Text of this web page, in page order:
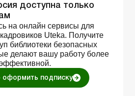
доступна только
на онлайн сервисы для
Uteka. Получите
библиотеки безопасных
делают вашу работу более
оформить подписку